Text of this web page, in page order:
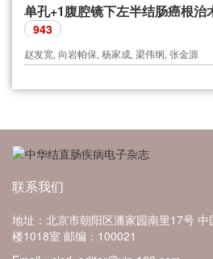
单孔+1腹腔镜下左半结肠癌根治
943
赵发宽, 向岩帕保, 杨家成, 梁伟纲, 张金源
联系我们
地址：北京市朝阳区潘家园南里17号
楼1018室 邮编：100021